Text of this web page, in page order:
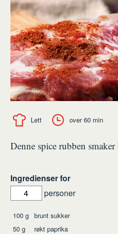
Lett over 60 min
Denne spice rubben
Ingredienser for
personer
Ingredienser
100g brunt sukker
50g
røkt paprika